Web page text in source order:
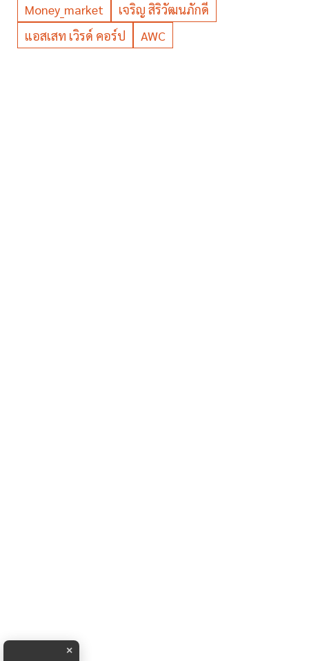
Money_market
เจริญ สิริวัฒนภักดี
แอสเสท เวิรด์ คอร์ป
AWC
×